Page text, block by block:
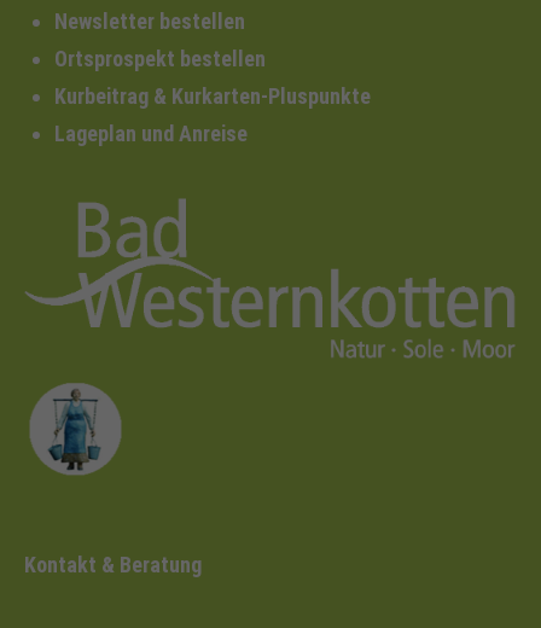
Newsletter bestellen
Ortsprospekt bestellen
Kurbeitrag & Kurkarten-Pluspunkte
Lageplan und Anreise
Kontakt & Beratung